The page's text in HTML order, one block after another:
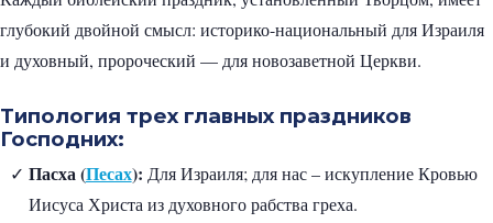
глубокий двойной смысл: историко-национальный для Израиля
и духовный, пророческий — для новозаветной Церкви.
Типология трех главных праздников
Господних:
Пасха (Песах): Для Израиля; для нас – искупление Кровью
Иисуса Христа из духовного рабства греха.